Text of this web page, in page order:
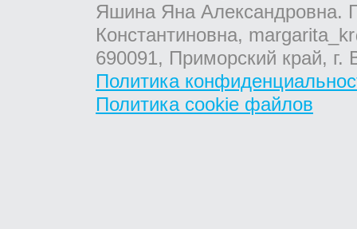
Яшина Яна Александровна.
Константиновна,
690091, Приморский край,
Политика
Политика cookie файлов